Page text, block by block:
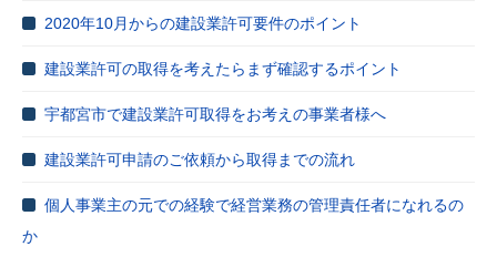
2020年10月からの建設業許可要件のポイント
建設業許可の取得を考えたらまず確認するポイント
宇都宮市で建設業許可取得をお考えの事業者様へ
建設業許可申請のご依頼から取得までの流れ
個人事業主の元での経験で経営業務の管理責任者になれるの
か